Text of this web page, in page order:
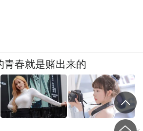
青春就是赌出来的